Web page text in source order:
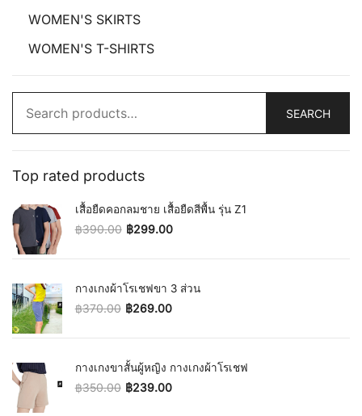
WOMEN'S SKIRTS
WOMEN'S T-SHIRTS
for:
SEARCH
Top rated products
เสื้อยืดคอกลมชาย เสื้อยืดสีพื้น รุ่น Z1
฿390.00
Original price was: ฿390.00.
฿299.00
Current price is: ฿299.00.
กางเกงผ้าโรเชฟขา 3 ส่วน
฿370.00
Original price was: ฿370.00.
฿269.00
Current price is: ฿269.00.
กางเกงขาสั้นผู้หญิง กางเกงผ้าโรเชฟ
฿350.00
Original price was: ฿350.00.
฿239.00
Current price is: ฿239.00.